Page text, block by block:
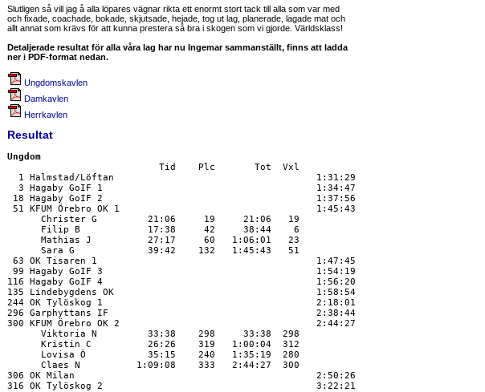
Slutligen så vill jag å alla löpares vägnar rikta ett enormt stort tack till alla som var med
och fixade, coachade, bokade, skjutsade, hejade, tog ut lag, planerade, lagade mat och
allt annat som krävs för att kunna prestera så bra i skogen som vi gjorde. Världsklass!
Detaljerade resultat för alla våra lag har nu Ingemar sammanställt, finns att ladda
ner i PDF-format nedan.
Ungdomskavlen
Damkavlen
Herrkavlen
Resultat
Ungdom
Tid    Plc       Tot  Vxl
  1 Halmstad/Löftan                                    1:31:29
  3 Hagaby GoIF 1                                      1:34:47
18 Hagaby GoIF 2                                      1:37:56
51 KFUM Örebro OK 1                                   1:45:43
      Christer G         21:06     19     21:06   19
      Filip B            17:38     42     38:44    6
      Mathias J          27:17     60   1:06:01   23
      Sara G             39:42    132   1:45:43   51
63 OK Tisaren 1                                       1:47:45
99 Hagaby GoIF 3                                      1:54:19
116 Hagaby GoIF 4                                      1:56:20
135 Lindebygdens OK                                    1:58:54
244 OK Tylöskog 1                                      2:18:01
296 Garphyttans IF                                     2:38:44
300 KFUM Örebro OK 2                                   2:44:27
      Viktoria N         33:38    298     33:38  298
      Kristin C          26:26    319   1:00:04  312
      Lovisa Ö           35:15    240   1:35:19  280
      Claes N          1:09:08    333   2:44:27  300
306 OK Milan                                           2:50:26
316 OK Tylöskog 2                                      3:22:21